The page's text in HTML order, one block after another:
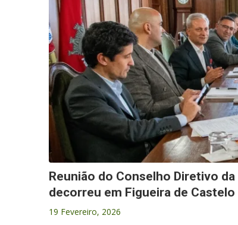
Reunião do Conselho Diretivo
decorreu em Figueira de
19 Fevereiro, 2026